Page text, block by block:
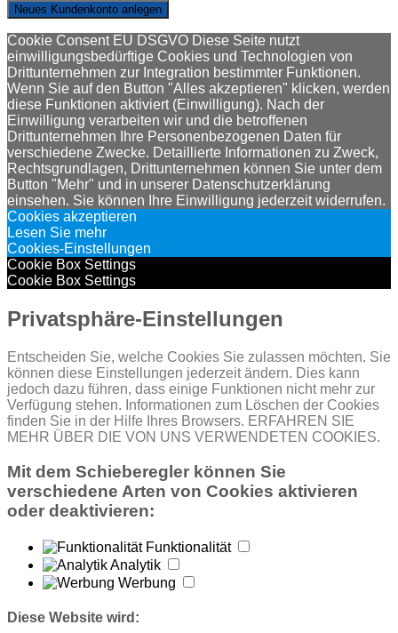
Neues Kundenkonto anlegen
Cookie Consent EU DSGVO Diese Seite nutzt
einwilligungsbedürftige Cookies und Technologien von
Drittunternehmen zur Integration bestimmter Funktionen.
Wenn Sie auf den Button "Alles akzeptieren" klicken, werden
diese Funktionen aktiviert (Einwilligung). Nach der
Einwilligung verarbeiten wir und die betroffenen
Drittunternehmen Ihre Personenbezogenen Daten für
verschiedene Zwecke. Detaillierte Informationen zu Zweck,
Rechtsgrundlagen, Drittunternehmen können Sie unter dem
Button "Mehr" und in unserer Datenschutzerklärung
einsehen. Sie können Ihre Einwilligung jederzeit widerrufen.
Cookies akzeptieren
Lesen Sie mehr
Cookies-Einstellungen
Cookie Box Settings
Cookie Box Settings
Privatsphäre-Einstellungen
Entscheiden Sie, welche Cookies Sie zulassen möchten. Sie
können diese Einstellungen jederzeit ändern. Dies kann
jedoch dazu führen, dass einige Funktionen nicht mehr zur
Verfügung stehen. Informationen zum Löschen der Cookies
finden Sie in der Hilfe Ihres Browsers. ERFAHREN SIE
MEHR ÜBER DIE VON UNS VERWENDETEN COOKIES.
Mit dem Schieberegler können Sie
verschiedene Arten von Cookies aktivieren
oder deaktivieren:
Funktionalität
Analytik
Werbung
Diese Website wird: